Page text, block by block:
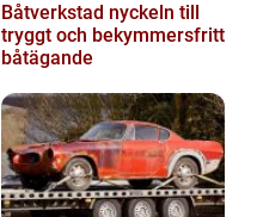
Båtverkstad nyckeln till
tryggt och bekymmersfritt
båtägande